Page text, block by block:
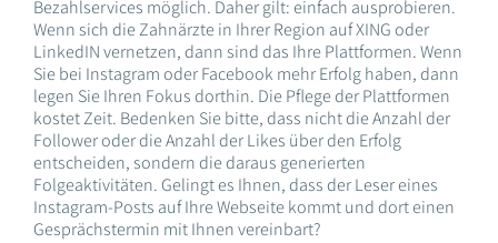
Bezahlservices möglich. Daher gilt: einfach ausprobieren.
Wenn sich die Zahnärzte in Ihrer Region auf XING oder
LinkedIN vernetzen, dann sind das Ihre Plattformen. Wenn
Sie bei Instagram oder Facebook mehr Erfolg haben, dann
legen Sie Ihren Fokus dorthin. Die Pflege der Plattformen
kostet Zeit. Bedenken Sie bitte, dass nicht die Anzahl der
Follower oder die Anzahl der Likes über den Erfolg
entscheiden, sondern die daraus generierten
Folgeaktivitäten. Gelingt es Ihnen, dass der Leser eines
Instagram-Posts auf Ihre Webseite kommt und dort einen
Gesprächstermin mit Ihnen vereinbart?